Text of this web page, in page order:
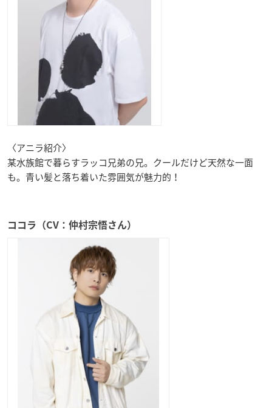
〈アニラ紹介〉
某水族館で暮らすラッコ兄弟の兄。クールだけど天然な一面
も。青い髪と落ち着いた雰囲気が魅力的！
ココラ（CV：仲村宗悟さん）